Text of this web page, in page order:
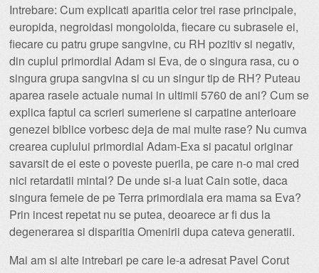
Intrebare: Cum explicati aparitia celor trei rase principale,
europida, negroidasi mongoloida, fiecare cu subrasele ei,
fiecare cu patru grupe sangvine, cu RH pozitiv si negativ,
din cuplul primordial Adam si Eva, de o singura rasa, cu o
singura grupa sangvina si cu un singur tip de RH? Puteau
aparea rasele actuale numai in ultimii 5760 de ani? Cum se
explica faptul ca scrieri sumeriene si carpatine anterioare
genezei biblice vorbesc deja de mai multe rase? Nu cumva
crearea cuplului primordial Adam-Exa si pacatul originar
savarsit de ei este o poveste puerila, pe care n-o mai cred
nici retardatii mintal? De unde si-a luat Cain sotie, daca
singura femeie de pe Terra primordiala era mama sa Eva?
Prin incest repetat nu se putea, deoarece ar fi dus la
degenerarea si disparitia Omenirii dupa cateva generatii.
Mai am si alte intrebari pe care le-a adresat Pavel Corut